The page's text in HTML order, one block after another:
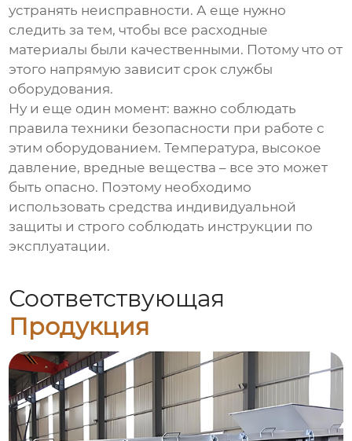
устранять неисправности. А еще нужно
следить за тем, чтобы все расходные
материалы были качественными. Потому что от
этого напрямую зависит срок службы
оборудования.
Ну и еще один момент: важно соблюдать
правила техники безопасности при работе с
этим оборудованием. Температура, высокое
давление, вредные вещества – все это может
быть опасно. Поэтому необходимо
использовать средства индивидуальной
защиты и строго соблюдать инструкции по
эксплуатации.
Соответствующая
Продукция